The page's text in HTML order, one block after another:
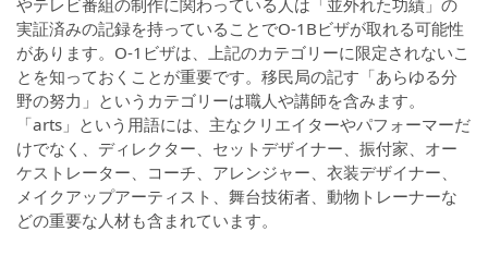
実証済みの記録を持っていることでO-1Bビザが取れる可能性
があります。O-1ビザは、上記のカテゴリーに限定されないこ
とを知っておくことが重要です。移民局の記す「あらゆる分
野の努力」というカテゴリーは職人や講師を含みます。
「arts」という用語には、主なクリエイターやパフォーマーだ
けでなく、ディレクター、セットデザイナー、振付家、オー
ケストレーター、コーチ、アレンジャー、衣装デザイナー、
メイクアップアーティスト、舞台技術者、動物トレーナーな
どの重要な人材も含まれています。